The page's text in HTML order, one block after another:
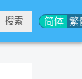
简体 繁